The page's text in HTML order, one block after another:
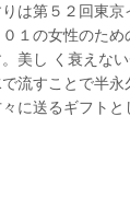
は第５２回東京
１の女性のため
美し く衰えな
流すことで半永
に送るギフトと